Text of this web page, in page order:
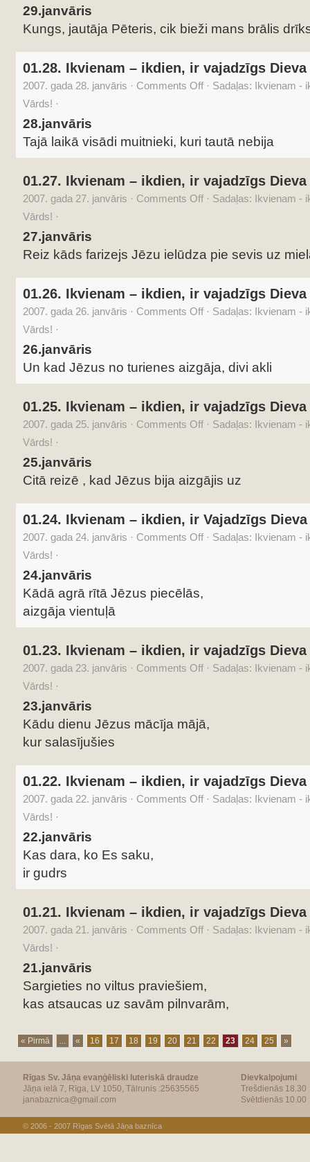
29.janvāris
Kungs, jautāja Pēteris, cik bieži mans brālis
01.28. Ikvienam – ikdien, ir vajadzīgs Dieva
2007. gada 28. janvāris · Comments Off · Sadaļas: Ikvienam -
Vārds! ·
28.janvāris
Tajā laikā visādi muitnieki, kuri tautā nebija
01.27. Ikvienam – ikdien, ir vajadzīgs Dieva
2007. gada 27. janvāris · Comments Off · Sadaļas: Ikvienam -
Vārds! ·
27.janvāris
Reiz kāds farizejs Jēzu ielūdza pie sevis uz
01.26. Ikvienam – ikdien, ir vajadzīgs Dieva
2007. gada 26. janvāris · Comments Off · Sadaļas: Ikvienam -
Vārds! ·
26.janvāris
Un kad Jēzus no turienes aizgāja, divi akli
01.25. Ikvienam – ikdien, ir vajadzīgs Dieva
2007. gada 25. janvāris · Comments Off · Sadaļas: Ikvienam -
Vārds! ·
25.janvāris
Citā reizē , kad Jēzus bija aizgājis uz
01.24. Ikvienam – ikdien, ir Vajadzīgs
2007. gada 24. janvāris · Comments Off · Sadaļas: Ikvienam -
Vārds! ·
24.janvāris
Kādā agrā rītā Jēzus piecēlās,
aizgāja vientuļā
01.23. Ikvienam – ikdien, ir vajadzīgs Dieva
2007. gada 23. janvāris · Comments Off · Sadaļas: Ikvienam -
Vārds! ·
23.janvāris
Kādu dienu Jēzus mācīja mājā,
kur salasījušies
01.22. Ikvienam – ikdien, ir vajadzīgs Dieva
2007. gada 22. janvāris · Comments Off · Sadaļas: Ikvienam -
Vārds! ·
22.janvāris
Kas dara, ko Es saku,
ir gudrs
01.21. Ikvienam – ikdien, ir vajadzīgs Dieva
2007. gada 21. janvāris · Comments Off · Sadaļas: Ikvienam -
Vārds! ·
21.janvāris
Sargieties no viltus praviešiem,
kas atsaucas uz savām pilnvarām,
« Pirmā ... « 16 17 18 19 20 21 22 23 24 25 »
Rīgas Sv. Jāņa evaņģēliski luteriskā draudze
Jāņa ielā 7, Rīga, LV 1050, Tālrunis :25635565
janabaznica@gmail.com
Dievkalpojumi
Trešdienās 18.30
Svētdienās 10.00
© 2006 - 2007 Rīgas Svētā Jāņa baznīca